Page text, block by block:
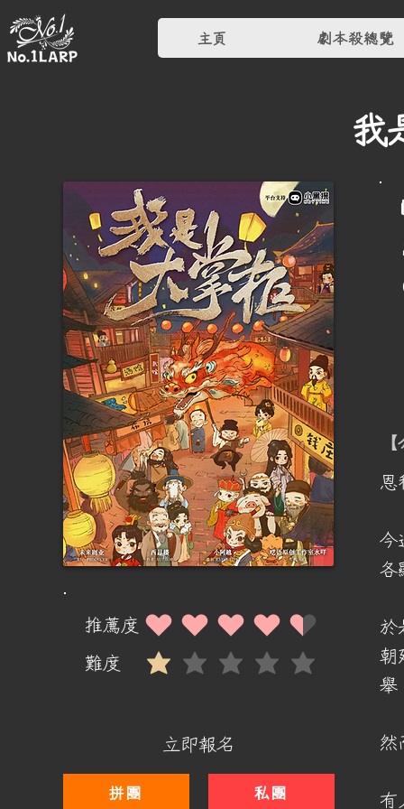
主頁 劇本殺總覽
我
推薦度 平均評等為 4.5 ，滿分 5 分
難度 平均評等為 1 ，滿分 5 分
立即報名
拼團 私團
恩
今
各
於
朝
舉
然
有